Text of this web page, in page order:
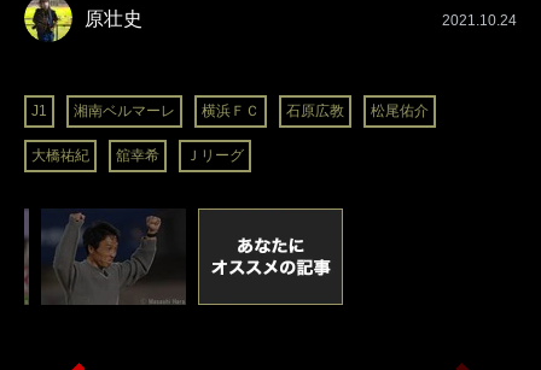
原壮史 2021.10.24
J1 湘南ベルマーレ 横浜ＦＣ 石原広教 松尾佑介
大橋祐紀 舘幸希 Ｊリーグ